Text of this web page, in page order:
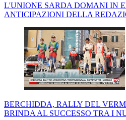
L'UNIONE SARDA DOMANI IN
ANTICIPAZIONI DELLA
BERCHIDDA, RALLY DEL
BRINDA AL SUCCESSO TRA I